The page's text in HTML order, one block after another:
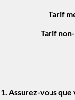
Tarif
Tarif
1. Assurez-vous que